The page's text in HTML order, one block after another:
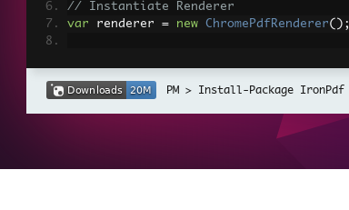
// Instantiate Renderer
var renderer = new ChromePdfRenderer();
Install-Package IronPdf